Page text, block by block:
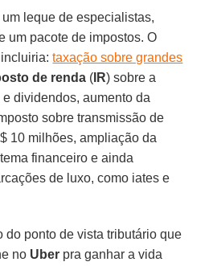
leque de especialistas,
um pacote de impostos. O
incluiria:taxação sobre grandes
de renda ( IR) sobre a
dividendos, aumento da
sobre transmissão de
10 milhões, ampliação da
financeiro e ainda
de luxo, como iates e
do ponto de vista tributário que
no Uber pra ganhar a vida